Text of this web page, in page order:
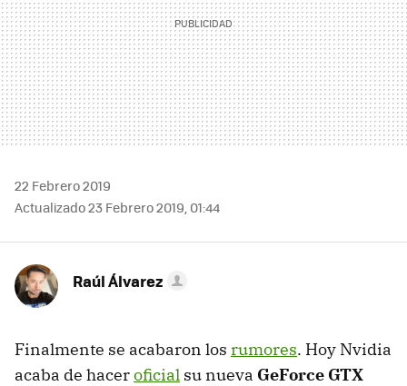
22 Febrero 2019
Actualizado 23 Febrero 2019, 01:44
Raúl Álvarez
Finalmente se acabaron los rumores. Hoy Nvidia
acaba de haceroficial su nueva GeForce GTX